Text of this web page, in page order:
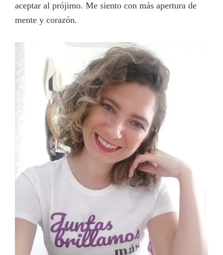
aceptar al prójimo. Me siento con más apertura de
mente y corazón.